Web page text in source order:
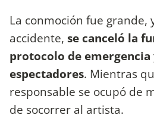
La conmoción fue grande,
accidente, se canceló la
protocolo de emergencia
espectadores. Mientras
responsable se ocupó de
de socorrer al artista.